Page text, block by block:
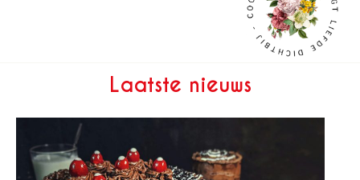
Laatste nieuws